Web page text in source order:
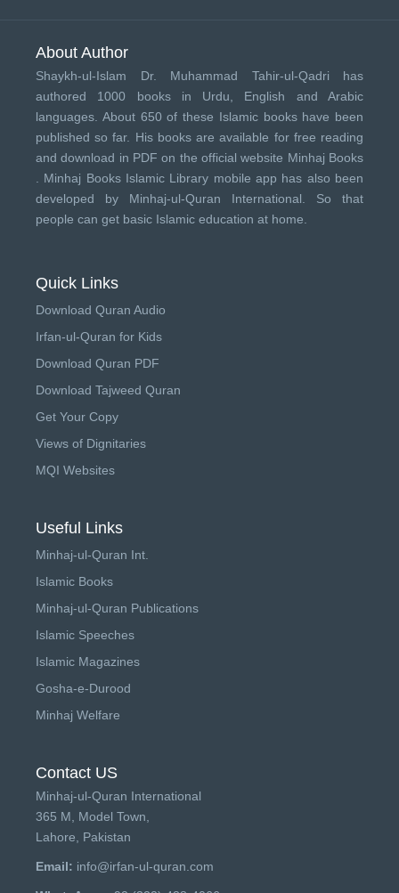
About Author
Shaykh-ul-Islam Dr. Muhammad Tahir-ul-Qadri has
authored 1000 books in Urdu, English and Arabic
languages. About 650 of these Islamic books have been
published so far. His books are available for free reading
and download in PDF on the official website Minhaj Books
Minhaj Books Islamic Library mobile app has also been
developed by Minhaj-ul-Quran International . So that
people can get basic Islamic education at home.
Quick Links
Download Quran Audio
Irfan-ul-Quran for Kids
Download Quran PDF
Download Tajweed Quran
Get Your Copy
Views of Dignitaries
MQI Websites
Useful Links
Minhaj-ul-Quran Int.
Islamic Books
Minhaj-ul-Quran Publications
Islamic Speeches
Islamic Magazines
Gosha-e-Durood
Minhaj Welfare
Contact US
Minhaj-ul-Quran International
365 M, Model Town,
Lahore, Pakistan
Email: info@irfan-ul-quran.com